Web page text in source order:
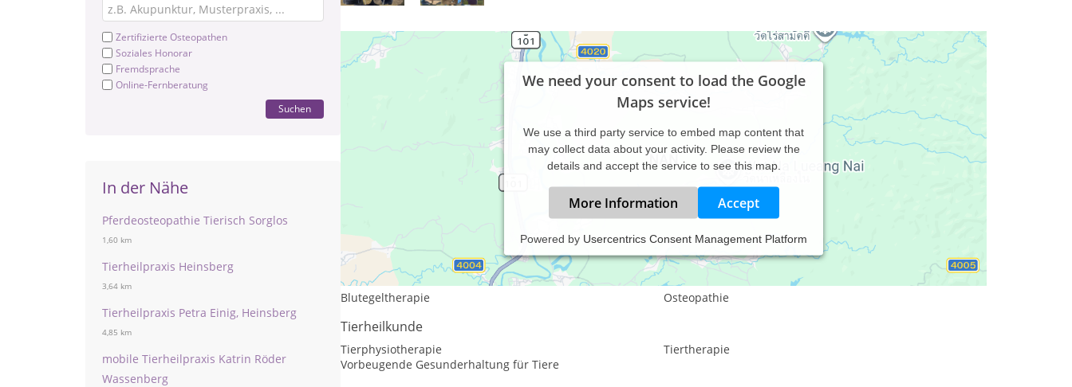
Zertifizierte Osteopathen
Soziales Honorar
Fremdsprache
Online-Fernberatung
Suchen
In der Nähe
Pferdeosteopathie Tierisch Sorglos
1,60 km
Tierheilpraxis Heinsberg
3,64 km
Tierheilpraxis Petra Einig, Heinsberg
4,85 km
mobile Tierheilpraxis Katrin Röder
Wassenberg
We need your consent to load the Google
Maps service!
We use a third party service to embed map content that
may collect data about your activity. Please review the
details and accept the service to see this map.
More Information Accept
Powered by Usercentrics Consent Management Platform
Leistungsspektrum:
Traditionelle und komplementäre Medizin, Heilkunde
Blutegeltherapie Osteopathie
Tierheilkunde
Tierphysiotherapie
Tiertherapie
Vorbeugende Gesunderhaltung für Tiere